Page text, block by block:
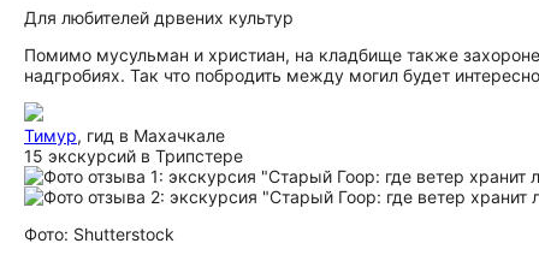
Для любителей дрвених культур
Помимо мусульман и христиан, на кладбище также
надгробиях. Так что побродить между могил будет
Тимур, гид в Махачкале
15 экскурсий в Трипстере
Фото: Shutterstock